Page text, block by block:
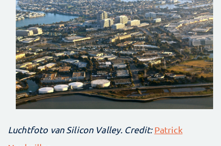
Luchtfoto van Silicon Valley. Credit:Patrick